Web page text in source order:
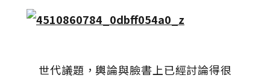
世代議題，輿論與臉書上已經討論得很